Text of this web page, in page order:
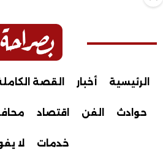
الرئيسية أخبار القصة
حوادث الفن اقتصاد
خدمات لا